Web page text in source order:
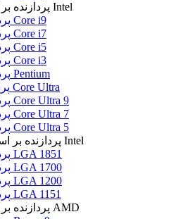
پردازنده بر اساس مدل Intel
پردازنده Core i9
پردازنده Core i7
پردازنده Core i5
پردازنده Core i3
پردازنده Pentium
پردازنده سری Core Ultra
پردازنده Core Ultra 9
پردازنده Core Ultra 7
پردازنده Core Ultra 5
پردازنده بر اساس سوکت Intel
پردازنده LGA 1851
پردازنده LGA 1700
پردازنده LGA 1200
پردازنده LGA 1151
پردازنده بر اساس مدل AMD